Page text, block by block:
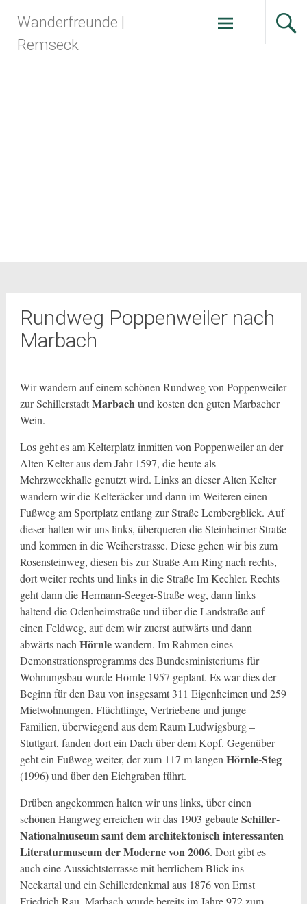
Inhalt
springen
Wanderfreunde |
Remseck
Rundweg Poppenweiler nach
Marbach
Wir wandern auf einem schönen Rundweg von Poppenweiler
zur SchillerstadtMarbachund kosten den guten Marbacher
Wein.
Los geht es am Kelterplatz inmitten von Poppenweiler an der
Alten Kelter aus dem Jahr 1597, die heute als
Mehrzweckhalle genutzt wird. Links an dieser Alten Kelter
wandern wir die Kelteräcker und dann im Weiteren einen
Fußweg am Sportplatz entlang zur Straße Lembergblick. Auf
dieser halten wir uns links, überqueren die Steinheimer Straße
und kommen in die Weiherstrasse. Diese gehen wir bis zum
Rosensteinweg, diesen bis zur Straße Am Ring nach rechts,
dort weiter rechts und links in die Straße Im Kechler. Rechts
geht dann die Hermann-Seeger-Straße weg, dann links
haltend die Odenheimstraße und über die Landstraße auf
einen Feldweg, auf dem wir zuerst aufwärts und dann
abwärts nach Hörnlewandern. Im Rahmen eines
Demonstrationsprogramms des Bundesministeriums für
Wohnungsbau wurde Hörnle 1957 geplant. Es war dies der
Beginn für den Bau von insgesamt 311 Eigenheimen und 259
Mietwohnungen. Flüchtlinge, Vertriebene und junge
Familien, überwiegend aus dem Raum Ludwigsburg –
Stuttgart, fanden dort ein Dach über dem Kopf. Gegenüber
geht ein Fußweg weiter, der zum 117 m langen Hörnle-Steg
(1996) und über den Eichgraben führt.
Drüben angekommen halten wir uns links, über einen
schönen Hangweg erreichen wir das 1903 gebauteSchiller-
Nationalmuseum samt dem architektonisch interessanten
Literaturmuseum der Moderne von 2006. Dort gibt es
auch eine Aussichtsterrasse mit herrlichem Blick ins
Neckartal und ein Schillerdenkmal aus 1876 von Ernst
Friedrich Rau. Marbach wurde bereits im Jahre 972 zum